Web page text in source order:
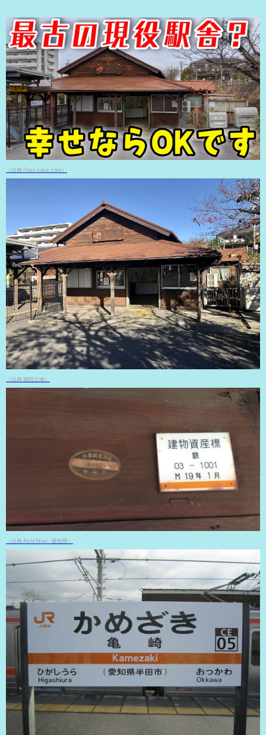
（出典 Pass-case.com）
（出典 堀田土地）
（出典 Aichi Now - 愛知県）